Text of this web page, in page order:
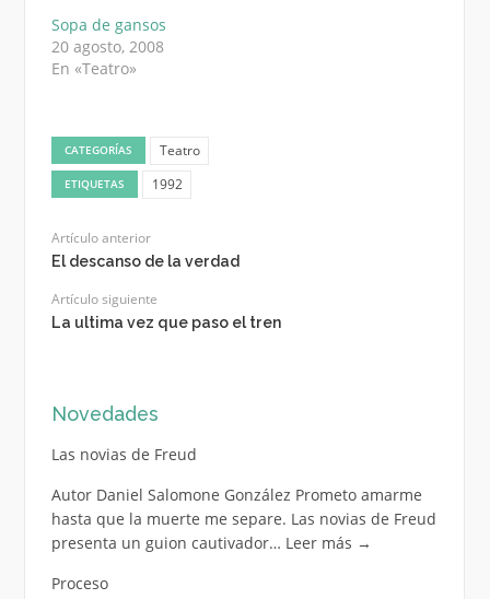
Sopa de gansos
20 agosto, 2008
En «Teatro»
CATEGORÍAS Teatro
ETIQUETAS 1992
Artículo anterior
El descanso de la verdad
Artículo siguiente
La ultima vez que paso el tren
Novedades
Las novias de Freud
Autor Daniel Salomone González Prometo amarme
hasta que la muerte me separe. Las novias de Freud
presenta un guion cautivador… Leer más →
Proceso